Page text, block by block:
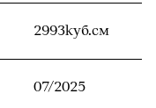
2993куб.cм
07/2025